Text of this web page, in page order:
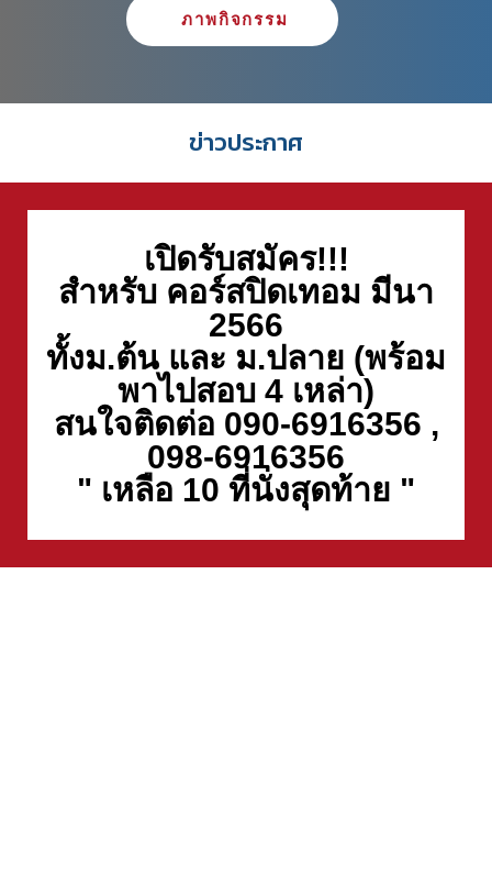
ภาพกิจกรรม
ข่าวประกาศ
เปิดรับสมัคร!!!
สำหรับ คอร์สปิดเทอม มีนา
2566
ทั้งม.ต้น และ ม.ปลาย (พร้อม
พาไปสอบ 4 เหล่า)
สนใจติดต่อ 090-6916356 ,
098-6916356
" เหลือ 10 ที่นั่งสุดท้าย "